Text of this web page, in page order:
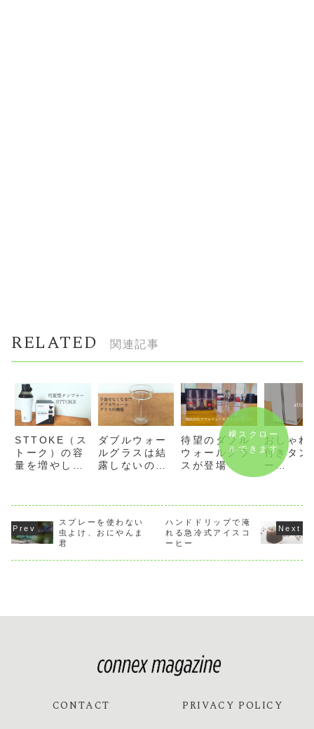
RELATED 関連記事
STTOKE（ス
トーク）の容
量を増やして
ダブルウォー
ルグラスは結
露しないの
待望のダブル
ウォールグラ
スが登場
おしゃれ
付きタン
ー
「
横スクロー
ルできます
スプレーを使わない
虫よけ、おにやんま
君
ハンドドリップで淹
れる急冷式アイスコ
ーヒー
CONTACT PRIVACY POLICY